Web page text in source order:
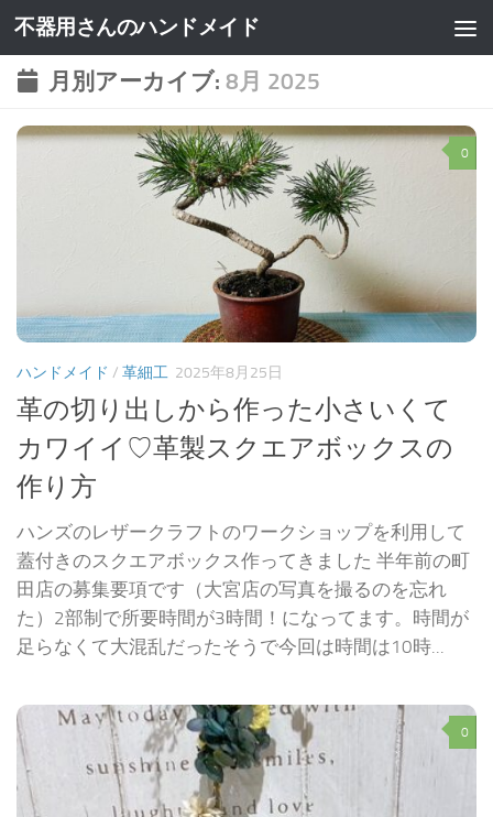
不器用さんのハンドメイド
月別アーカイブ: 8月 2025
0
ハンドメイド / 革細工 2025年8月25日
革の切り出しから作った小さいくて
カワイイ♡革製スクエアボックスの
作り方
ハンズのレザークラフトのワークショップを利用して
蓋付きのスクエアボックス作ってきました 半年前の町
田店の募集要項です（大宮店の写真を撮るのを忘れ
た）2部制で所要時間が3時間！になってます。時間が
足らなくて大混乱だったそうで今回は時間は10時...
0